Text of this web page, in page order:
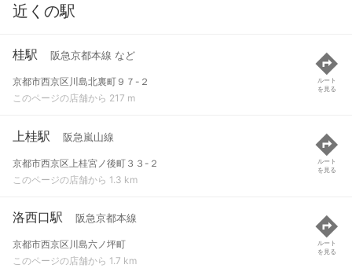
近くの駅
桂駅 阪急京都本線 など
京都市西京区川島北裏町９７-２
このページの店舗から 217 m
ルート
を見る
上桂駅 阪急嵐山線
京都市西京区上桂宮ノ後町３３-２
このページの店舗から 1.3 km
ルート
を見る
洛西口駅 阪急京都本線
京都市西京区川島六ノ坪町
このページの店舗から 1.7 km
ルート
を見る